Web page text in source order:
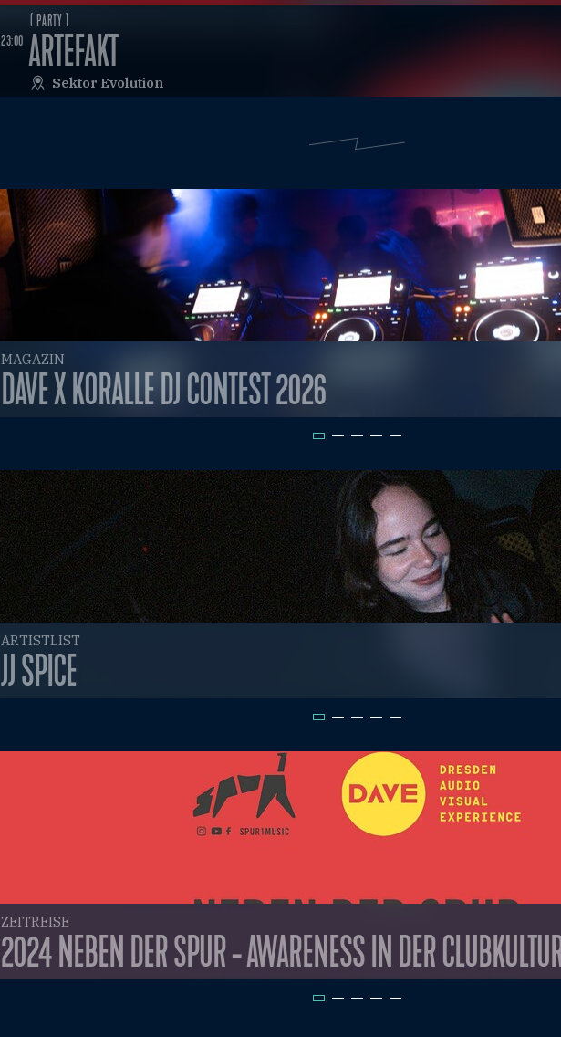
23:00
( PARTY )
ARTEFAKT
Sektor Evolution
MAGAZIN
DAVE X KORALLE DJ CONTEST 2026
ARTISTLIST
JJ SPICE
ZEITREISE
2024 NEBEN DER SPUR - AWARENESS IN DER